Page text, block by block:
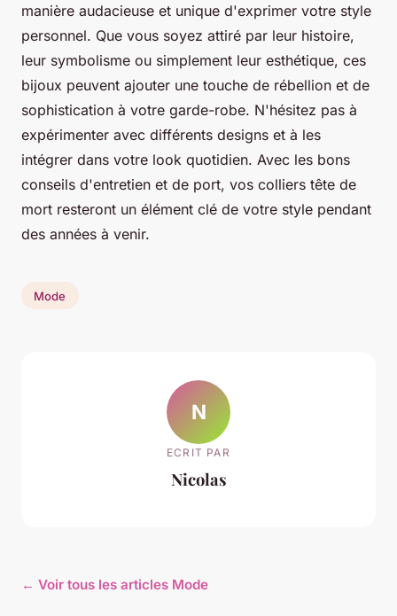
manière audacieuse et unique d'exprimer votre style
personnel. Que vous soyez attiré par leur histoire,
leur symbolisme ou simplement leur esthétique, ces
bijoux peuvent ajouter une touche de rébellion et de
sophistication à votre garde-robe. N'hésitez pas à
expérimenter avec différents designs et à les
intégrer dans votre look quotidien. Avec les bons
conseils d'entretien et de port, vos colliers tête de
mort resteront un élément clé de votre style pendant
des années à venir.
Mode
N
ECRIT PAR
Nicolas
← Voir tous les articles Mode